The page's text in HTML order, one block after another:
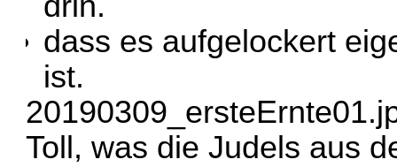
dass es aufgelockert
ist.
Toll, was die Judels aus